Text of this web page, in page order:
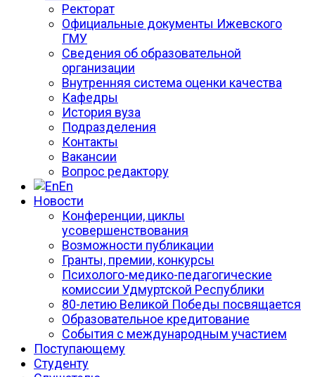
Ректорат
Официальные документы Ижевского
ГМУ
Сведения об образовательной
организации
Внутренняя система оценки качества
Кафедры
История вуза
Подразделения
Контакты
Вакансии
Вопрос редактору
En
Новости
Конференции, циклы
усовершенствования
Возможности публикации
Гранты, премии, конкурсы
Психолого-медико-педагогические
комиссии Удмуртской Республики
80-летию Великой Победы посвящается
Образовательное кредитование
События с международным участием
Поступающему
Студенту